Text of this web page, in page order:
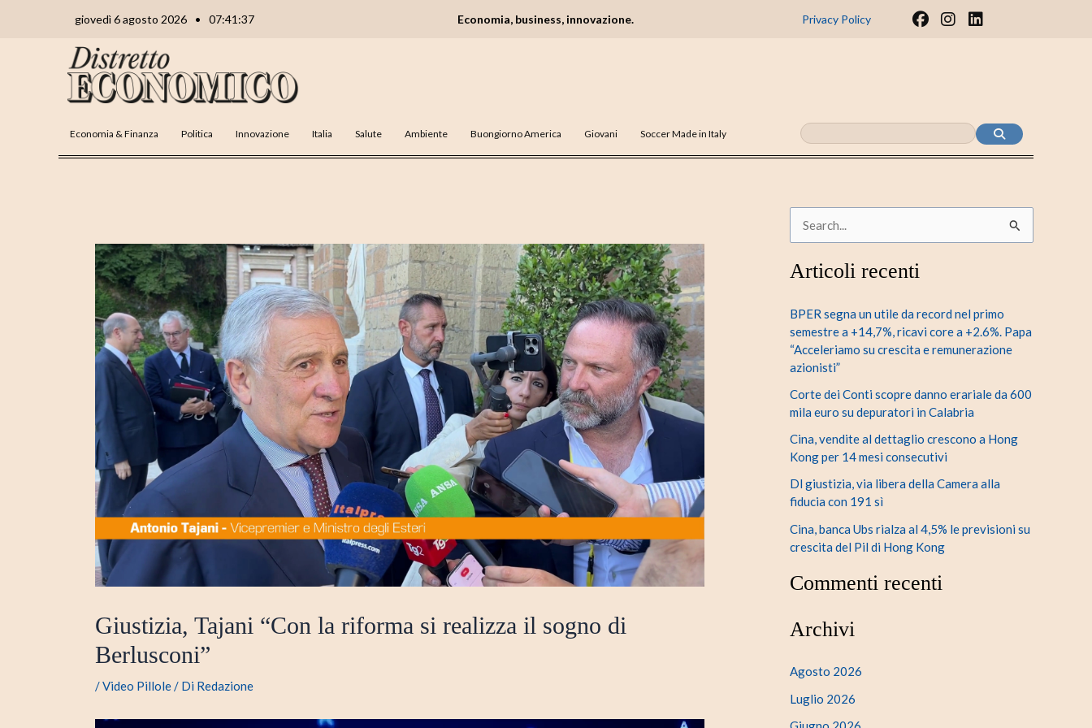
giovedì 6 agosto 2026 • 07:41:38 Economia, business, innovazione. Privacy Policy
F
I
m
L
n
Economia & Finanza Politica Innovazione Italia Salute Ambiente Buongiorno America Giovani Soccer Made in Italy
Giustizia, Tajani “Con la riforma si realizza il sogno di
Berlusconi”
/Video Pillole/ Di Redazione
r
a
:
Articoli recenti
BPER segna un utile da record nel primo
semestre a +14,7%, ricavi core a +2.6%. Papa
“Acceleriamo su crescita e remunerazione
azionisti”
Corte dei Conti scopre danno erariale da 600
mila euro su depuratori in Calabria
Cina, vendite al dettaglio crescono a Hong
Kong per 14 mesi consecutivi
Dl giustizia, via libera della Camera alla
fiducia con 191 sì
Cina, banca Ubs rialza al 4,5% le previsioni su
crescita del Pil di Hong Kong
Commenti recenti
Archivi
Agosto 2026
Luglio 2026